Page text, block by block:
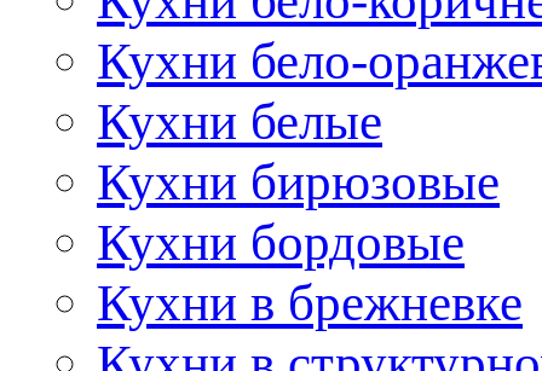
Кухни бело-
Кухни белые
Кухни бирюзовые
Кухни бордовые
Кухни в брежневке